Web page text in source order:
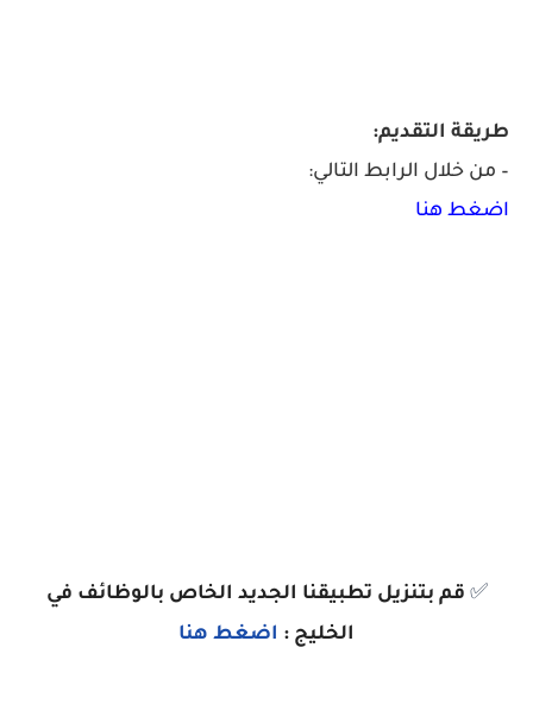
طريقة التقديم:
– من خلال الرابط التالي:
اضغط هنا
✅ قم بتنزيل تطبيقنا الجديد الخاص بالوظائف في
الخليج : اضغط هنا